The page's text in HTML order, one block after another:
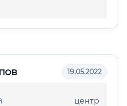
19.05.2022
центр